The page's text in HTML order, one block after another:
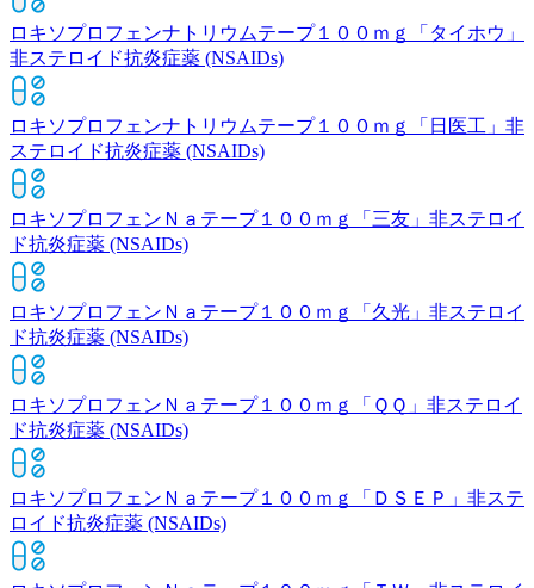
ロキソプロフェンナトリウムテープ１００ｍｇ「タイホウ」
非ステロイド抗炎症薬 (NSAIDs)
ロキソプロフェンナトリウムテープ１００ｍｇ「日医工」 非
ステロイド抗炎症薬 (NSAIDs)
ロキソプロフェンＮａテープ１００ｍｇ「三友」 非ステロイ
ド抗炎症薬 (NSAIDs)
ロキソプロフェンＮａテープ１００ｍｇ「久光」 非ステロイ
ド抗炎症薬 (NSAIDs)
ロキソプロフェンＮａテープ１００ｍｇ「ＱＱ」 非ステロイ
ド抗炎症薬 (NSAIDs)
ロキソプロフェンＮａテープ１００ｍｇ「ＤＳＥＰ」 非ステ
ロイド抗炎症薬 (NSAIDs)